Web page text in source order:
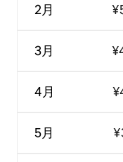
2月
3月
4月
5月